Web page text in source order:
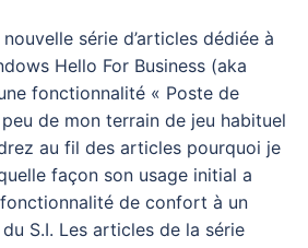
série d’articles dédiée à
Hello For Business (aka
fonctionnalité « Poste de
de mon terrain de jeu habituel
au fil des articles pourquoi je
façon son usage initial a
de confort à un
S.I. Les articles de la série